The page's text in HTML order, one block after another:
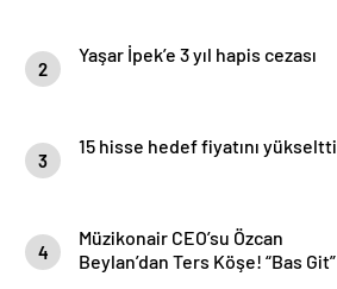
2
Yaşar İpek’e 3 yıl hapis cezası
3
15 hisse hedef fiyatını yükseltti
4
Müzikonair CEO’su Özcan
Beylan’dan Ters Köşe! “Bas Git”